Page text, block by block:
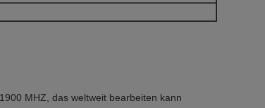
MHZ, das weltweit bearbeiten kann